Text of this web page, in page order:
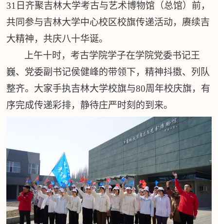
31日齐聚吉林大学考古与艺术博物馆 （总馆） 前，
共同参与吉林大学中心校区校旗传递活动，赓续吉
大精神，共庆八十华诞。
上午十时，考古学院学子在学院党委书记王
巍、党委副书记侯健峰的带领下，精神抖擞、列队
整齐。大家手执吉林大学校旗与80周年校庆旗，有
序完成传递彩排，静待庄严时刻的到来。